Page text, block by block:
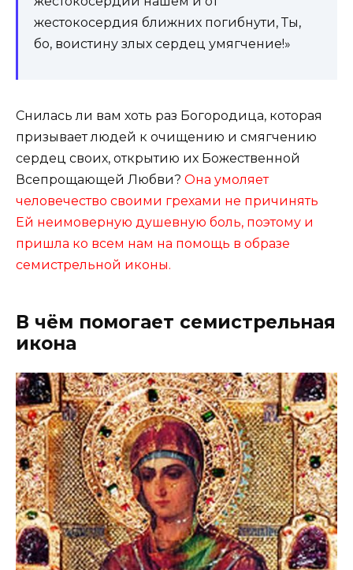
жестокосердия ближних погибнути, Ты,
бо, воистину злых сердец умягчение!»
Снилась ли вам хоть раз Богородица, которая
призывает людей к очищению и смягчению
сердец своих, открытию их Божественной
Всепрощающей Любви? Она умоляет
человечество своими грехами не причинять
Ей неимоверную душевную боль, поэтому и
пришла ко всем нам на помощь в образе
семистрельной иконы.
В чём помогает семистрельная
икона